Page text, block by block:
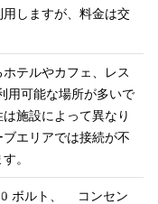
しますが、料金は交
テルやカフェ、レス
用可能な場所が多いで
施設によって異なり
エリアでは接続が不
。
ボルト、 コンセン